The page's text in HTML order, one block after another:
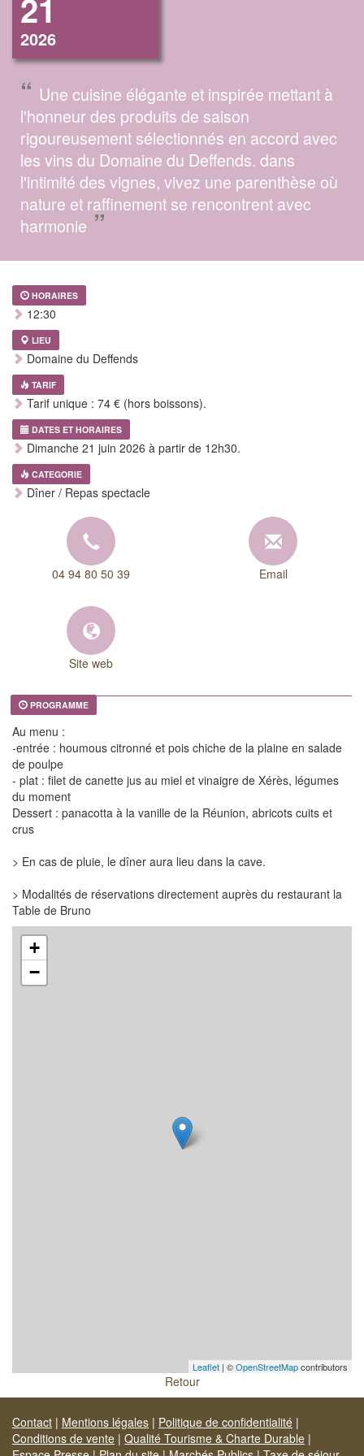
2026
“ Une cuisine élégante et inspirée mettant à
l'honneur des produits de saison
rigoureusement sélectionnés en accord avec
les vins du Domaine du Deffends. dans
l'intimité des vignes, vivez une parenthèse où
nature et raffinement se rencontrent avec
harmonie ”
HORAIRES
12:30
LIEU
Domaine du Deffends
TARIF
Tarif unique : 74 € (hors boissons).
DATES ET HORAIRES
Dimanche 21 juin 2026 à partir de 12h30.
CATEGORIE
Dîner / Repas spectacle
04 94 80 50 39 Email
Site web
PROGRAMME
Au menu :
-entrée : houmous citronné et pois chiche de la plaine en salade
de poulpe
- plat : filet de canette jus au miel et vinaigre de Xérès, légumes
du moment
Dessert : panacotta à la vanille de la Réunion, abricots cuits et
crus
> En cas de pluie, le dîner aura lieu dans la cave.
> Modalités de réservations directement auprès du restaurant la
Table de Bruno
+
−
Leaflet | ©OpenStreetMapcontributors
Retour
Contact | Mentions légales | Politique de confidentialité |
Conditions de vente | Qualité Tourisme & Charte Durable |